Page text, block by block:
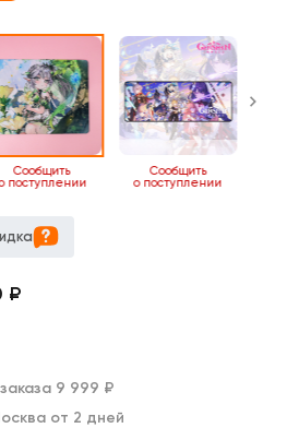
Сообщить
поступлении
Сообщить
о поступлении
₽
9 999 ₽
от 2 дней